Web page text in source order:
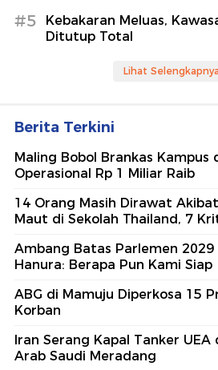
#5
Kebakaran Meluas,
Ditutup Total
Lihat Selengkapnya
Berita Terkini
Maling Bobol Brankas Kampus
Operasional Rp 1 Miliar Raib
14 Orang Masih Dirawat
Maut di Sekolah Thailand, 7
Ambang Batas Parlemen 2029
Hanura: Berapa Pun Kami Siap
ABG di Mamuju Diperkosa 15
Korban
Iran Serang Kapal Tanker UEA
Arab Saudi Meradang